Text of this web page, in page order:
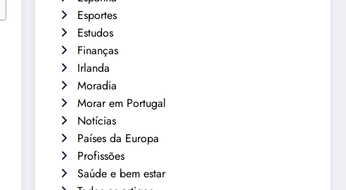
Esportes
Estudos
Finanças
Irlanda
Moradia
Morar em Portugal
Notícias
Países da Europa
Profissões
Saúde e bem estar